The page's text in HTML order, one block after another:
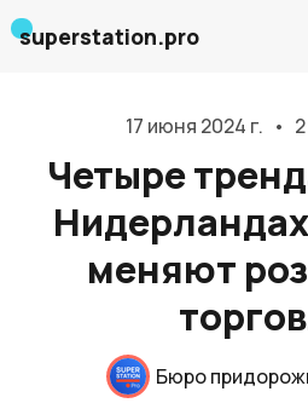
Главная
О нас
superstation.pro
17 июня 2024 г. •
Четыре
меняют
Бюро